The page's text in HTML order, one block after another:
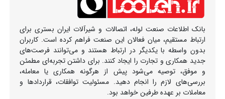
بانک اطلاعات صنعت لوله، اتصالات و شیرآلات ایران بستری برای
ارتباط مستقیم، میان فعالان این صنعت فراهم کرده است. کاربران
بدون واسطه با یکدیگر در ارتباط هستند و می‌توانند فرصت‌های
جدید همکاری و تجارت را ایجاد کنند. برای داشتن تجربه‌ای مطمئن
و موفق، توصیه می‌شود پیش از هرگونه همکاری یا معامله،
بررسی‌های لازم را انجام دهید. مسئولیت توافقات، قراردادها و
معاملات بر عهده طرفین خواهد بود.